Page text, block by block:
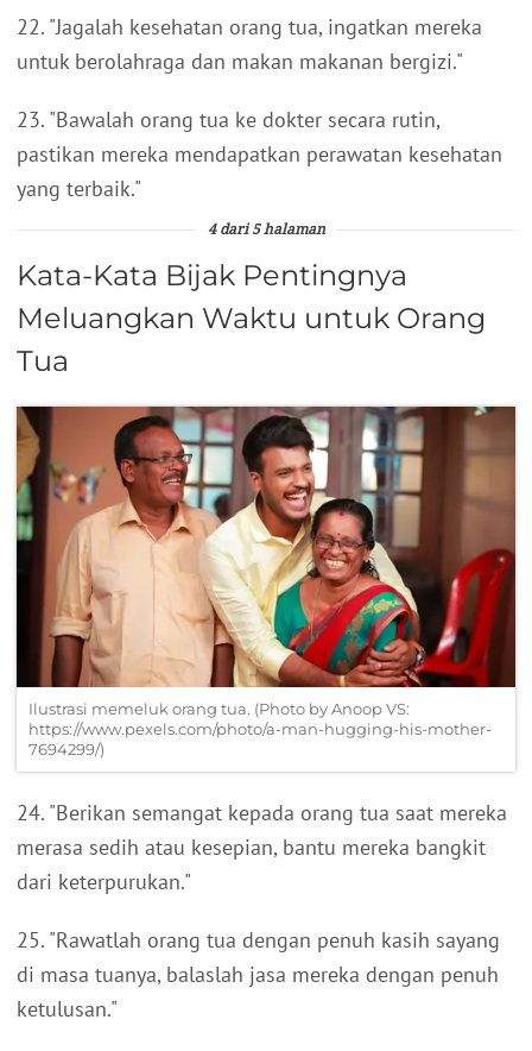
22. "Jagalah kesehatan orang tua, ingatkan mereka
untuk berolahraga dan makan makanan bergizi."
23. "Bawalah orang tua ke dokter secara rutin,
pastikan mereka mendapatkan perawatan kesehatan
yang terbaik."
4 dari 5 halaman
Kata-Kata Bijak Pentingnya
Meluangkan Waktu untuk Orang
Tua
Ilustrasi memeluk orang tua. (Photo by Anoop VS:
https://www.pexels.com/photo/a-man-hugging-his-mother-
7694299/)
24. "Berikan semangat kepada orang tua saat mereka
merasa sedih atau kesepian, bantu mereka bangkit
dari keterpurukan."
25. "Rawatlah orang tua dengan penuh kasih sayang
di masa tuanya, balaslah jasa mereka dengan penuh
ketulusan."